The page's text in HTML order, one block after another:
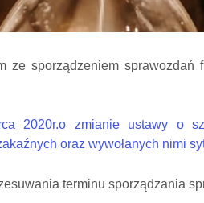
sporządzeniem sprawozdań
2020r.o zmianie ustawy o
oraz wywołanych nimi
terminu sporządzania